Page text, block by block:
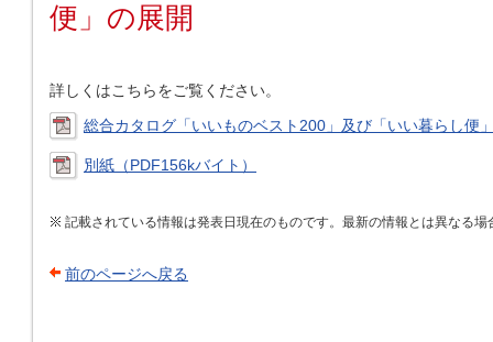
便」の展開
詳しくはこちらをご覧ください。
総合カタログ「いいものベスト200」及び「いい暮らし便
別紙（PDF156kバイト）
記載されている情報は発表日現在のものです。最新の情報とは異なる
前のページへ戻る